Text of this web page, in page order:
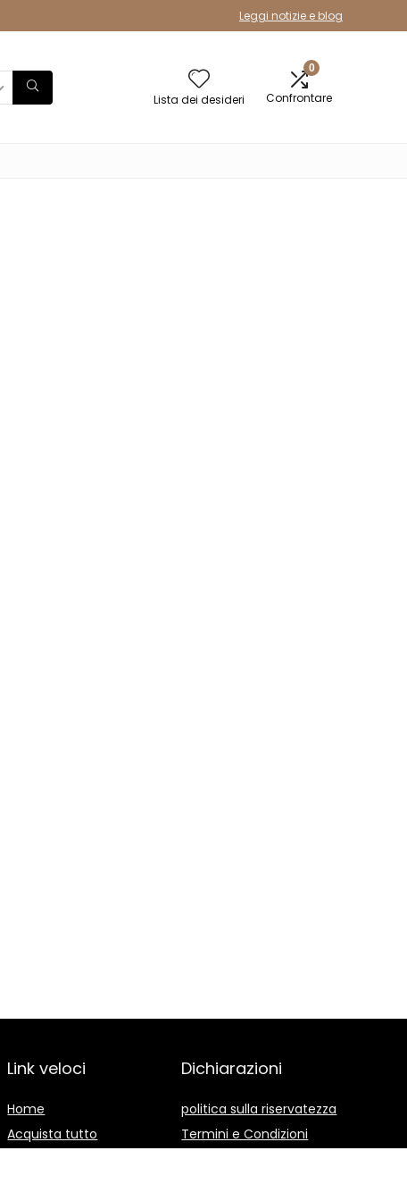
Leggi notizie e blog
Lista dei desideri
0
Confrontare
Link veloci
Home
Acquista tutto
Dichiarazioni
politica sulla riservatezza
Termini e Condizioni